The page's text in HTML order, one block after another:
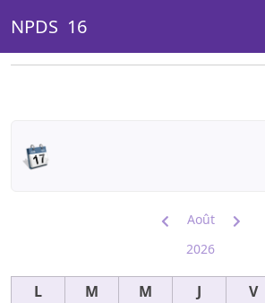
NPDS 16
Août
2026
L M M J V